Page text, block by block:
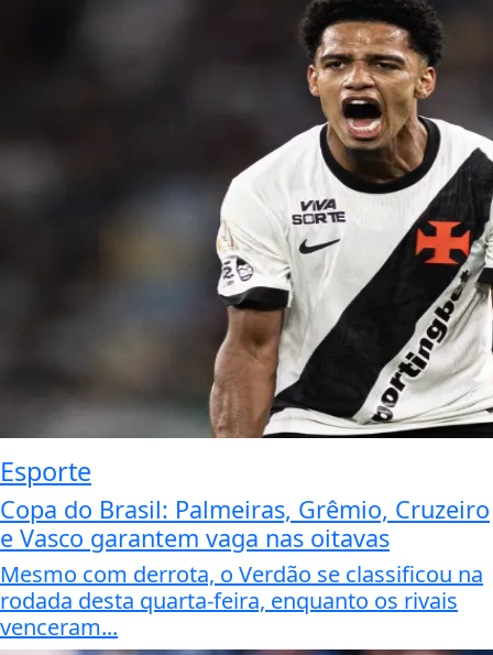
Esporte
Copa do Brasil: Palmeiras, Grêmio, Cruzeiro
e Vasco garantem vaga nas oitavas
Mesmo com derrota, o Verdão se classificou na
rodada desta quarta-feira, enquanto os rivais
venceram...